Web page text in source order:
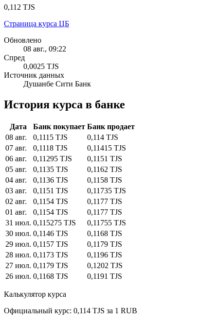
0,112 TJS
Страница курса ЦБ
Обновлено
08 авг., 09:22
Спред
0,0025 TJS
Источник данных
Душанбе Сити Банк
История курса в банке
Дата Банк покупает Банк продает
08 авг.
0,1115 TJS
0,114 TJS
07 авг.
0,1118 TJS
0,11415 TJS
06 авг.
0,11295 TJS
0,1151 TJS
05 авг.
0,1135 TJS
0,1162 TJS
04 авг.
0,1136 TJS
0,1158 TJS
03 авг.
0,1151 TJS
0,11735 TJS
02 авг.
0,1154 TJS
0,1177 TJS
01 авг.
0,1154 TJS
0,1177 TJS
31 июл. 0,115275 TJS
0,11755 TJS
30 июл. 0,1146 TJS
0,1168 TJS
29 июл. 0,1157 TJS
0,1179 TJS
28 июл. 0,1173 TJS
0,1196 TJS
27 июл. 0,1179 TJS
0,1202 TJS
26 июл. 0,1168 TJS 0,1191 TJS
Калькулятор курса
Официальный курс: 0,114 TJS за 1 RUB